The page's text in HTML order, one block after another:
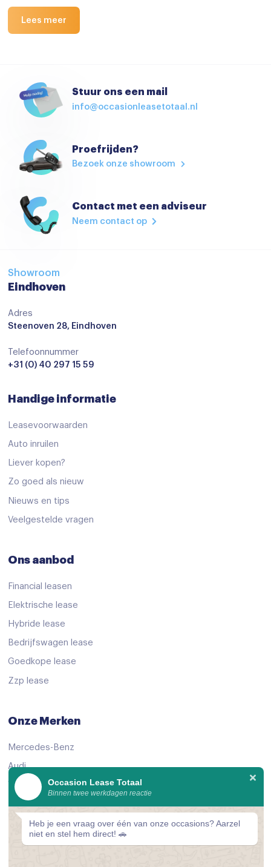
Lees meer
Stuur ons een mail
info@occasionleasetotaal.nl
Proefrijden?
Bezoek onze showroom
Contact met een adviseur
Neem contact op
Showroom
Eindhoven
Adres
Steenoven 28, Eindhoven
Telefoonnummer
+31 (0) 40 297 15 59
Handige informatie
Leasevoorwaarden
Auto inruilen
Liever kopen?
Zo goed als nieuw
Nieuws en tips
Veelgestelde vragen
Ons aanbod
Financial leasen
Elektrische lease
Hybride lease
Bedrijfswagen lease
Goedkope lease
Zzp lease
Onze Merken
Mercedes-Benz
Audi
Volkswagen
Peugeot
Bekijk alle merken
Occasion Lease Totaal
Binnen twee werkdagen reactie
Heb je een vraag over één van onze occasions? Aarzel
niet en stel hem direct! 🚗